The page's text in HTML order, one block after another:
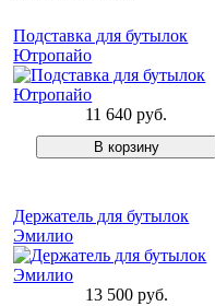
Подставка для бутылок
Ютропайо
11 640 руб.
Держатель для бутылок
Эмилио
13 500 руб.